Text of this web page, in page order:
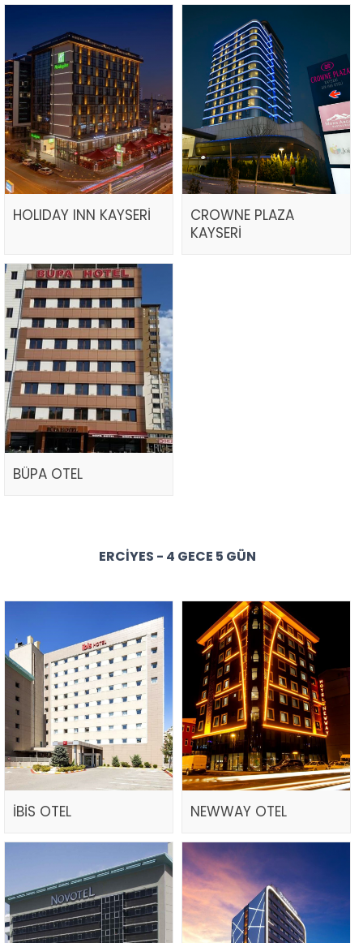
HOLIDAY INN KAYSERİ
CROWNE PLAZA
KAYSERİ
BÜPA OTEL
ERCIYES - 4 GECE 5 GÜN
İBİS OTEL NEWWAY OTEL